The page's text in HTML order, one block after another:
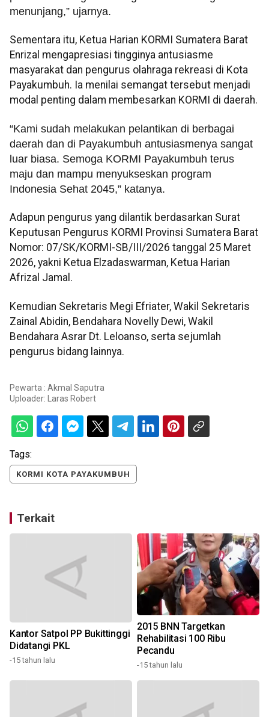
menunjang,” ujarnya.
Sementara itu, Ketua Harian KORMI Sumatera Barat
Enrizal mengapresiasi tingginya antusiasme
masyarakat dan pengurus olahraga rekreasi di Kota
Payakumbuh. Ia menilai semangat tersebut menjadi
modal penting dalam membesarkan KORMI di daerah.
“Kami sudah melakukan pelantikan di berbagai
daerah dan di Payakumbuh antusiasmenya sangat
luar biasa. Semoga KORMI Payakumbuh terus
maju dan mampu menyukseskan program
Indonesia Sehat 2045,” katanya.
Adapun pengurus yang dilantik berdasarkan Surat
Keputusan Pengurus KORMI Provinsi Sumatera Barat
Nomor: 07/SK/KORMI-SB/III/2026 tanggal 25 Maret
2026, yakni Ketua Elzadaswarman, Ketua Harian
Afrizal Jamal.
Kemudian Sekretaris Megi Efriater, Wakil Sekretaris
Zainal Abidin, Bendahara Novelly Dewi, Wakil
Bendahara Asrar Dt. Leloanso, serta sejumlah
pengurus bidang lainnya.
Pewarta : Akmal Saputra
Uploader:
Laras Robert
Tags:
KORMI KOTA PAYAKUMBUH
Terkait
Kantor Satpol PP Bukittinggi
Didatangi PKL
-15 tahun lalu
2015 BNN Targetkan
Rehabilitasi 100 Ribu
Pecandu
-15 tahun lalu